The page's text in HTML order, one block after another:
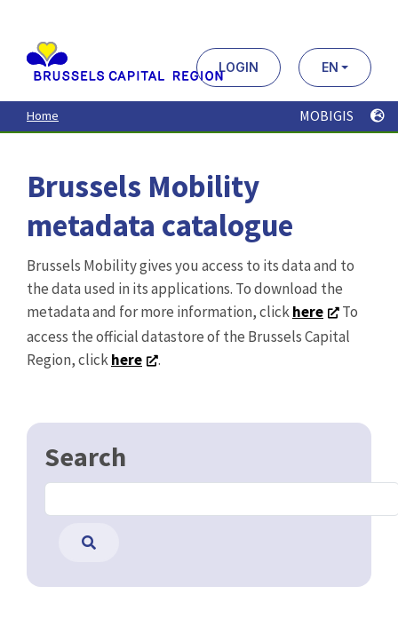
contenu
principal
LOGIN EN
Home MOBIGIS
Brussels Mobility
metadata catalogue
Brussels Mobility gives you access to its data and to
the data used in its applications. To download the
metadata and for more information, clickhere
To
access the official datastore of the Brussels Capital
Region, clickhere .
Search